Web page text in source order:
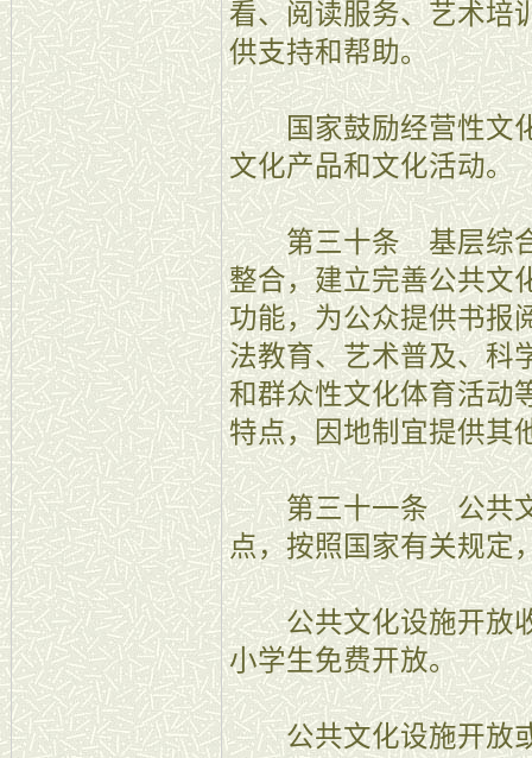
看、阅读服务、艺术培
供支持和帮助。
国家鼓励经营性文化
文化产品和文化活动。
第三十条 基层综合
整合，建立完善公共文
功能，为公众提供书报
法教育、艺术普及、科
和群众性文化体育活动
特点，因地制宜提供其
第三十一条 公共文
点，按照国家有关规定
公共文化设施开放收
小学生免费开放。
公共文化设施开放或